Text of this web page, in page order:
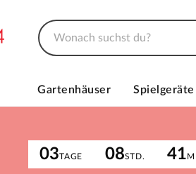
Gartenhäuser Spielgeräte
03TAGE 08STD. 41